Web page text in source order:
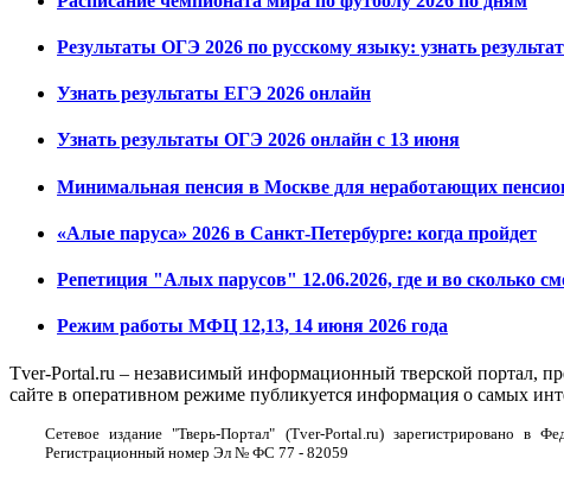
Результаты ОГЭ 2026 по русскому языку: узнать
Узнать результаты ЕГЭ 2026 онлайн
Узнать результаты ОГЭ 2026 онлайн с 13 июня
Минимальная пенсия в Москве для неработающих
«Алые паруса» 2026 в Санкт-Петербурге: когда пройдет
Репетиция "Алых парусов" 12.06.2026, где и во сколько
Режим работы МФЦ 12,13, 14 июня 2026 года
Tver-Portal.ru – независимый информационный тверской портал,
сайте в оперативном режиме публикуется информация о самых
Сетевое издание "Тверь-Портал" (Tver-Portal.ru) зарегистрировано в
Регистрационный номер Эл № ФС 77 - 82059